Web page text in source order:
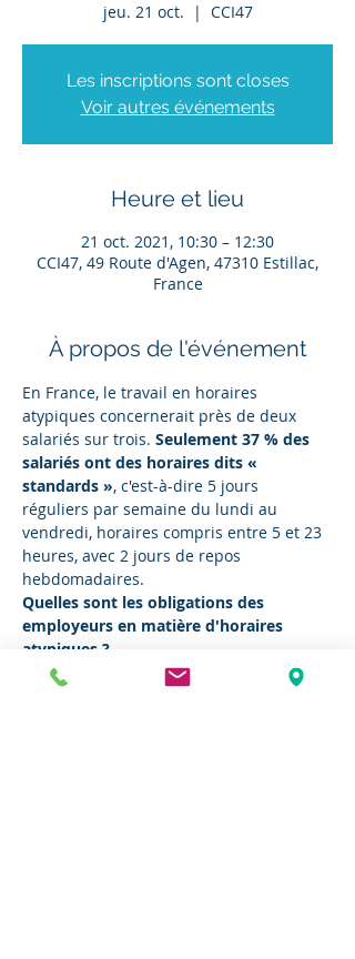
jeu. 21 oct.
  |
CCI47
Les inscriptions sont closes
Voir autres événements
Heure et lieu
21 oct. 2021, 10:30 – 12:30
CCI47, 49 Route d'Agen, 47310 Estillac,
France
À propos de l'événement
En France, le travail en horaires
atypiques concernerait près de deux
salariés sur trois. Seulement 37 % des
salariés ont des horaires dits «
standards », c'est-à-dire 5 jours
réguliers par semaine du lundi au
vendredi, horaires compris entre 5 et 23
heures, avec 2 jours de repos
hebdomadaires.
Quelles sont les obligations des
employeurs en matière d'horaires
atypiques ?
Quelles sont les risques pour la santé